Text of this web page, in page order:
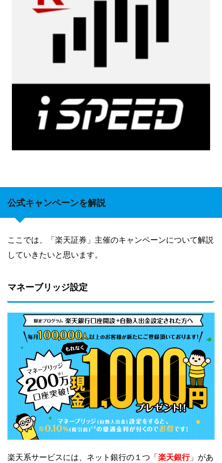
公式キャンペーンを解説
ここでは、「楽天証券」主催のキャンペーンについて解説
していきたいと思います。
マネーブリッジ設定
楽天系サービスには、ネット銀行の１つ「 楽天銀行」があ